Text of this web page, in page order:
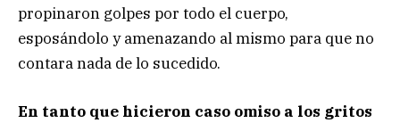
propinaron golpes por todo el cuerpo,
esposándolo y amenazando al mismo para que no
contara nada de lo sucedido.
En tanto que hicieron caso omiso a los gritos